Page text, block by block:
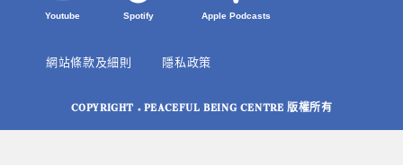
Youtube Spotify Apple Podcasts
網站條款及細則 隱私政策
COPYRIGHT © PEACEFUL BEING CENTRE 版權所有